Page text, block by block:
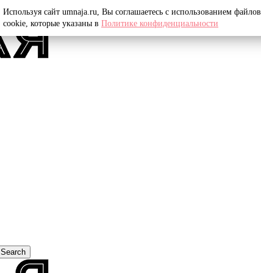
Search
Используя сайт umnaja.ru, Вы соглашаетесь с использованием файлов
cookie, которые указаны в Политике конфиденциальности